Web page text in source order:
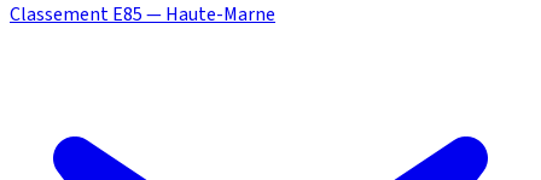
Classement E85 — Haute-Marne